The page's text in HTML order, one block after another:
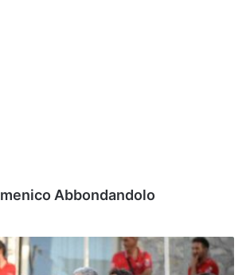
Abbondandolo